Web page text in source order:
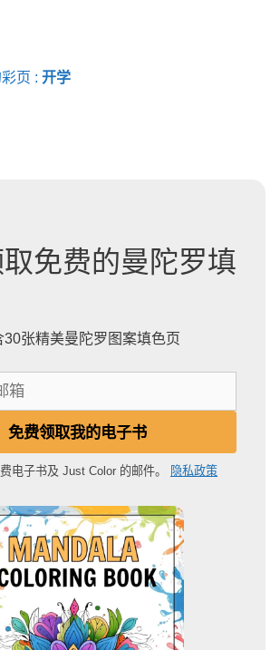
页 : 开学
免费的曼陀罗填
张精美曼陀罗图案填色页
免费领取我的电子书
电子书及 Just Color 的邮件。 隐私政策